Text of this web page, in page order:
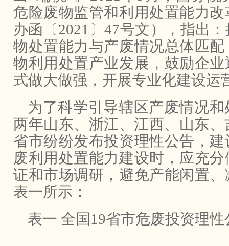
危险废物监管和利用处置能力
办函〔2021〕47号文），指出
物处置能力与产废情况总体匹
物利用处置产业发展，鼓励企
式做大做强，开展专业化建设运
为了科学引导辖区产废情况
两年山东、浙江、江西、山东
省市纷纷发布投资理性公告，
废利用处置能力建设时，应充
证和市场调研，避免产能闲置
表一所示：
表一 全国19省市危废投资理性